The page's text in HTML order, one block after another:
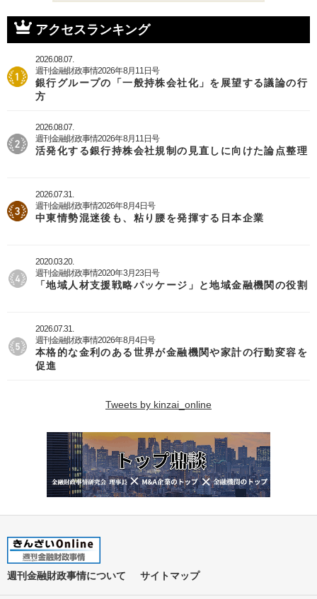
アクセスランキング
2026.08.07.
週刊金融財政事情2026年8月11日号
銀行グループの「一般持株会社化」を展望する議論の行
方
2026.08.07.
週刊金融財政事情2026年8月11日号
活発化する銀行持株会社規制の見直しに向けた論点整理
2026.07.31.
週刊金融財政事情2026年8月4日号
中東情勢混迷後も、粘り腰を発揮する日本企業
2020.03.20.
週刊金融財政事情2020年3月23日号
「地域人材支援戦略パッケージ」と地域金融機関の役割
2026.07.31.
週刊金融財政事情2026年8月4日号
本格的な金利のある世界が金融機関や家計の行動変容を
促進
Tweets by kinzai_online
週刊金融財政事情について サイトマップ